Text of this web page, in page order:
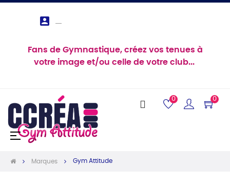

Fans de Gymnastique, créez vos tenues à
votre image et/ou celle de votre club...
0 0
Basculer
☰
Marques Gym Attitude